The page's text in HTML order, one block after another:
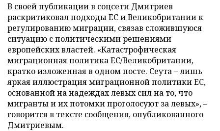
В своей публикации в соцсети Дмитриев
раскритиковал подходы ЕС и Великобритании к
регулированию миграции, связав сложившуюся
ситуацию с политическими решениями
европейских властей. «Катастрофическая
миграционная политика ЕС/Великобритании,
кратко изложенная в одном посте. Сеута – лишь
яркая иллюстрация миграционной политики ЕС,
основанной на надеждах левых сил на то, что
мигранты и их потомки проголосуют за левых», –
говорится в тексте сообщения, опубликованного
Дмитриевым.